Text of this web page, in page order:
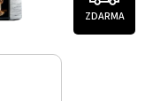
ZDARMA